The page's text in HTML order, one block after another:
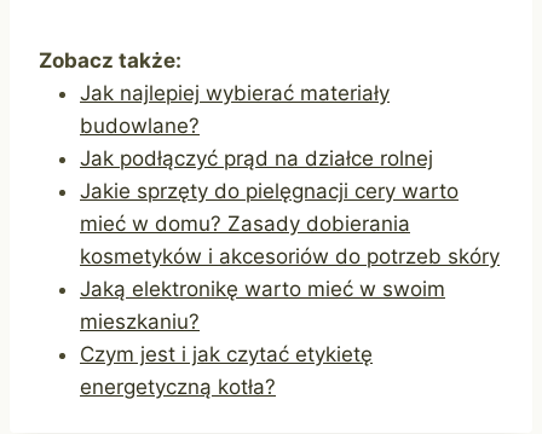
Zobacz także:
Jak najlepiej wybierać materiały
budowlane?
Jak podłączyć prąd na działce rolnej
Jakie sprzęty do pielęgnacji cery warto
mieć w domu? Zasady dobierania
kosmetyków i akcesoriów do potrzeb skóry
Jaką elektronikę warto mieć w swoim
mieszkaniu?
Czym jest i jak czytać etykietę
energetyczną kotła?